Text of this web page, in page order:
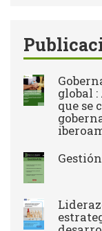
global
que se